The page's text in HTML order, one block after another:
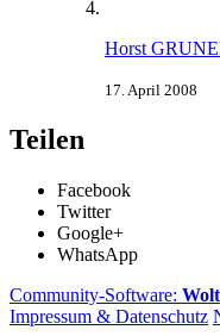
Horst
17. April 2008
Teilen
Facebook
Twitter
Google+
WhatsApp
Community-Software:
Impressum & Datenschutz